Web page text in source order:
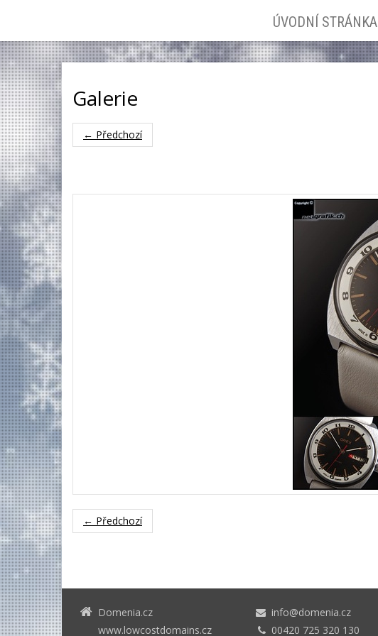
ÚVODNÍ STRÁNKA
Galerie
← Předchozí
← Předchozí
Domenia.cz
www.lowcostdomains.cz
info@domenia.cz
00420 725 320 130